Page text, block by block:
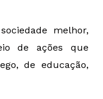
melhor,
de ações que
de educação,